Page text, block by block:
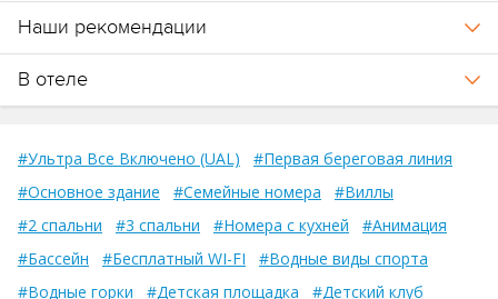
Наши рекомендации
В отеле
#Ультра Все Включено (UAL)
#Первая береговая линия
#Основное здание
#Семейные номера
#Виллы
#2 спальни
#3 спальни #Номера с кухней
#Анимация
#Бассейн
#Бесплатный WI-FI
#Водные виды спорта
#Водные горки
#Детская площадка
#Детский клуб